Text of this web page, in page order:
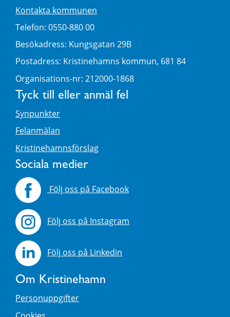
Kontakta kommunen
Telefon: 0550-880 00
Besökadress: Kungsgatan 29B
Postadress: Kristinehamns kommun, 681 84
Organisations-nr: 212000-1868
Tyck till eller anmäl fel
Synpunkter
Felanmälan
Kristinehamnsförslag
Sociala medier
Följ oss på Facebook
Följ oss på Instagram
Följ oss på Linkedin
Om Kristinehamn
Personuppgifter